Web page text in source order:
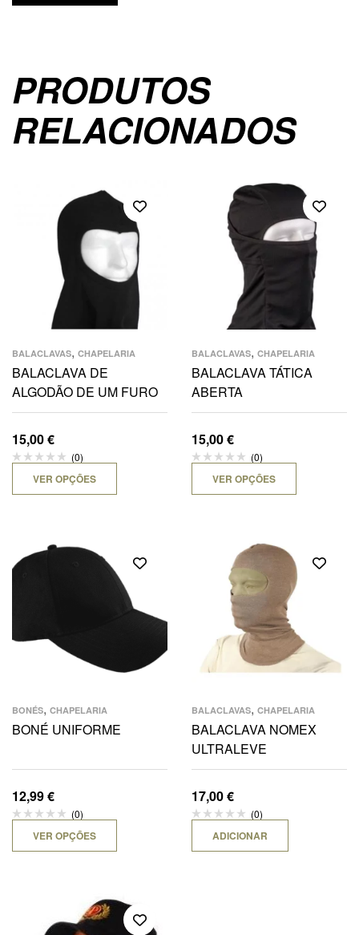
PRODUTOS
RELACIONADOS
BALACLAVAS, CHAPELARIA
BALACLAVA DE
ALGODÃO DE UM FURO
15,00€
(0)
VER OPÇÕES
BALACLAVAS, CHAPELARIA
BALACLAVA TÁTICA
ABERTA
15,00€
(0)
VER OPÇÕES
BONÉS, CHAPELARIA
BONÉ UNIFORME
12,99€
(0)
VER OPÇÕES
BALACLAVAS, CHAPELARIA
BALACLAVA NOMEX
ULTRALEVE
17,00€
(0)
ADICIONAR